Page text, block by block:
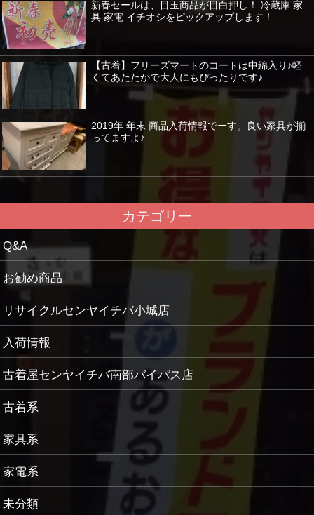
新春セールは、目玉商品が目白押し！ 冷蔵庫 家
具 家電 イチオシをピックアップします！
【古着】フリーズマートのコートは中綿入り♪軽
くてあたたかで大人にもぴったりです♪
2019年 年末 商品入荷情報でーす。良い家具が揃
ってますよ♪
カテゴリー
Q&A
お勧め商品
リサイクルセンヤイチバ小城店
入荷情報
古着屋センヤイチバ南部バイパス店
古着系
家具系
家電系
未分類